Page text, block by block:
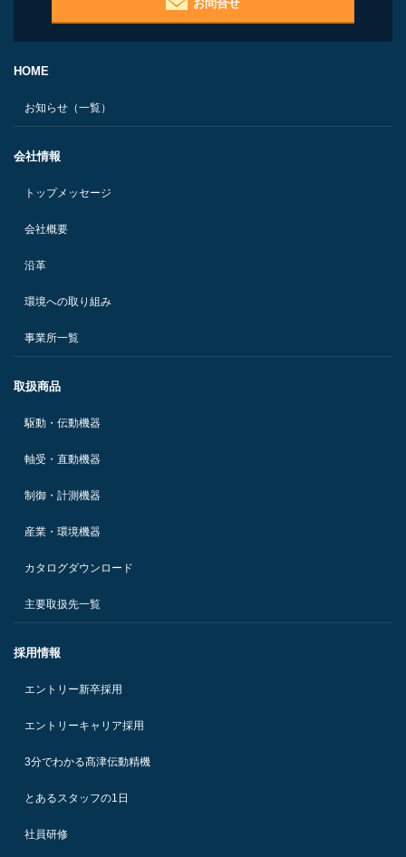
お問合せ
HOME
お知らせ（一覧）
会社情報
トップメッセージ
会社概要
沿革
環境への取り組み
事業所一覧
取扱商品
駆動・伝動機器
軸受・直動機器
制御・計測機器
産業・環境機器
カタログダウンロード
主要取扱先一覧
採用情報
エントリー新卒採用
エントリーキャリア採用
3分でわかる髙津伝動精機
とあるスタッフの1日
社員研修